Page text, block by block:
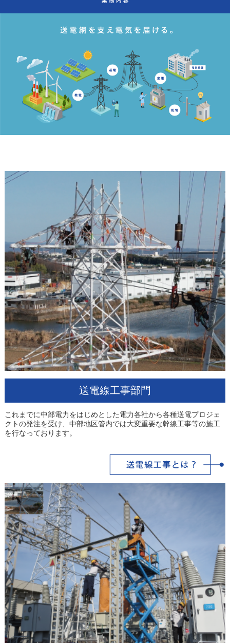
送電線工事部門
これまでに中部電力をはじめとした電力各社から各種送電プロジェ
クトの発注を受け、中部地区管内では大変重要な幹線工事等の施工
を行なっております。